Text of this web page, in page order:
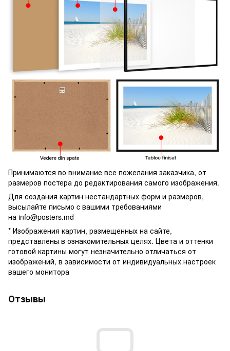
Принимаются во внимание все пожелания заказчика, от
размеров постера до редактирования самого изображения.
Для создания картин нестандартных форм и размеров,
высылайте письмо c вашими требованиями
на info@posters.md
* Изображения картин, размещенных на сайте,
представлены в ознакомительных целях. Цвета и оттенки
готовой картины могут незначительно отличаться от
изображений, в зависимости от индивидуальных настроек
вашего монитора
Отзывы